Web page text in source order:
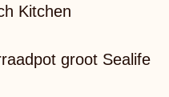
Kitchen
groot Sealife